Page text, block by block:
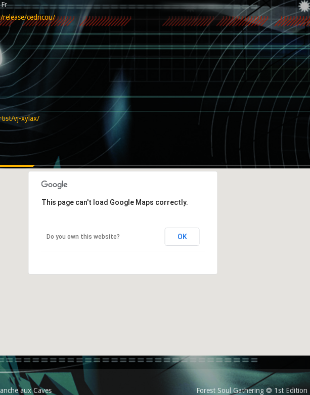
cedricou/
vj-xylax/
This page can't load Google Maps correctly.
Do you own this website? OK
aux Caves Forest Soul Gathering ❂ 1st Edition